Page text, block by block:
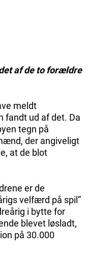
af de to forældre
meldt
fandt ud af det. Da
tegn på
der angiveligt
at de blot
er de
velfærd på spil”
i bytte for
blevet løsladt,
på 30.000